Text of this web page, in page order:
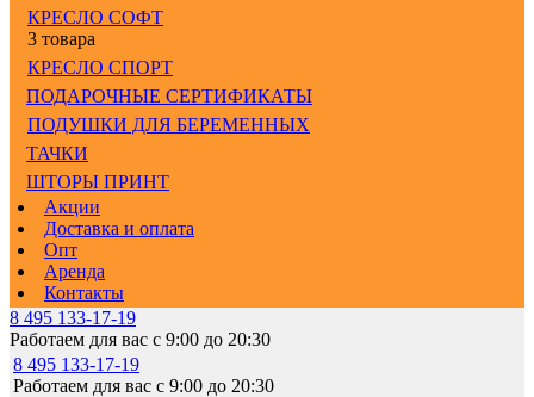
КРЕСЛО СОФТ
3 товара
КРЕСЛО СПОРТ
ПОДАРОЧНЫЕ СЕРТИФИКАТЫ
ПОДУШКИ ДЛЯ БЕРЕМЕННЫХ
ТАЧКИ
ШТОРЫ ПРИНТ
Акции
Доставка и оплата
Опт
Аренда
Контакты
8 495 133-17-19
Работаем для вас с 9:00 до 20:30
8 495 133-17-19
Работаем для вас с 9:00 до 20:30